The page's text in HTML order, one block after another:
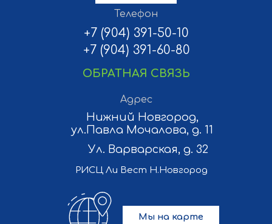
Телефон
+7 (904) 391-50-10
+7 (904) 391-60-80
ОБРАТНАЯ СВЯЗЬ
Мы на карте
Адрес
Ул. Варварская, д. 32
Нижний Новгород,
ул.Павла Мочалова, д. 11
РИСЦ Ли Вест Н.Новгород